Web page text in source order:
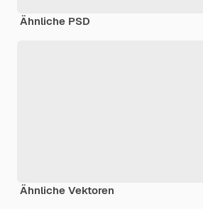
Ähnliche PSD
Ähnliche Vektoren